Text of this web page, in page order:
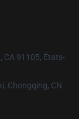
CA 91105, États-
Chongqing, CN